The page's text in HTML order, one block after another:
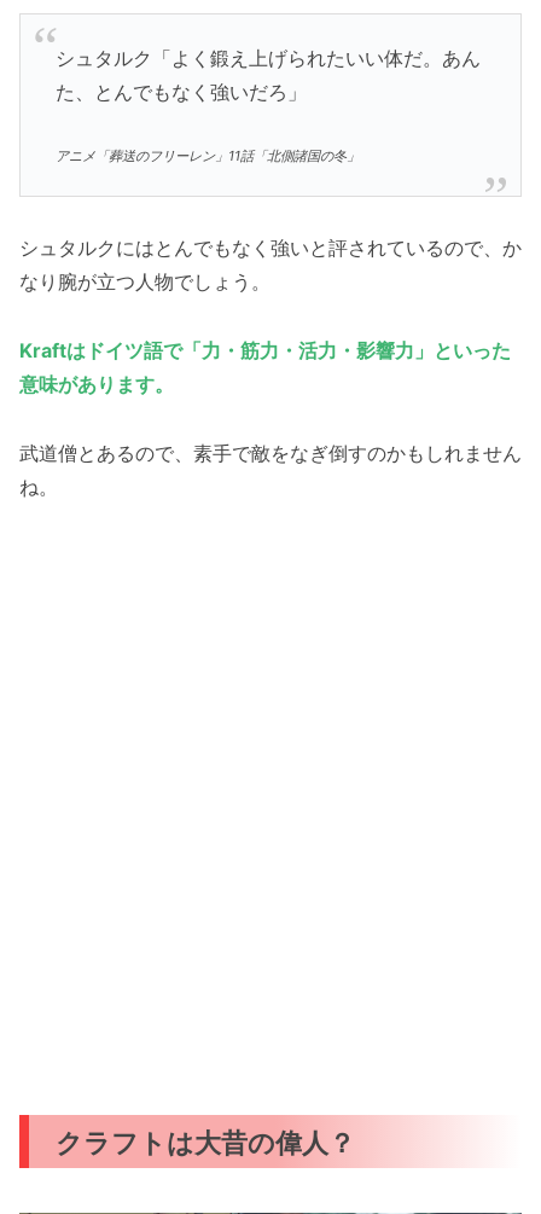
シュタルク「よく鍛え上げられたいい体だ。あん
た、とんでもなく強いだろ」
アニメ「葬送のフリーレン」11話「北側諸国の冬」
シュタルクにはとんでもなく強いと評されているので、か
なり腕が立つ人物でしょう。
Kraftはドイツ語で「力・筋力・活力・影響力」といった
意味があります。
武道僧とあるので、素手で敵をなぎ倒すのかもしれません
ね。
クラフトは大昔の偉人？